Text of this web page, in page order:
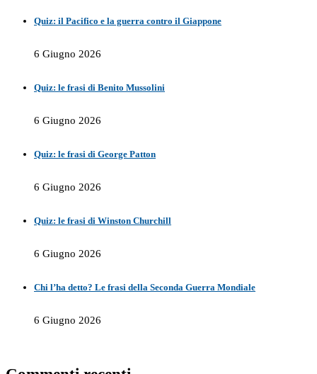
Quiz: il Pacifico e la guerra contro il Giappone
6 Giugno 2026
Quiz: le frasi di Benito Mussolini
6 Giugno 2026
Quiz: le frasi di George Patton
6 Giugno 2026
Quiz: le frasi di Winston Churchill
6 Giugno 2026
Chi l’ha detto? Le frasi della Seconda Guerra Mondiale
6 Giugno 2026